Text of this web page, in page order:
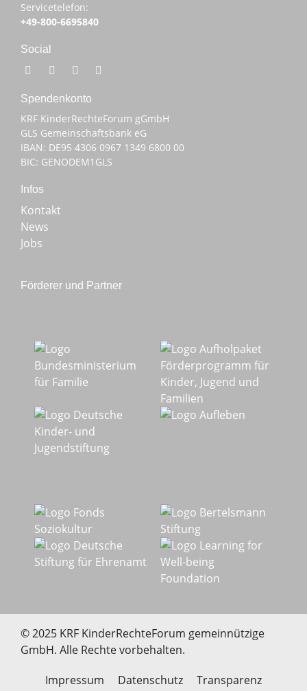
Servicetelefon:
+49-800-6695840
Social
Spenden­konto
KRF KinderRechteForum gGmbH
GLS Gemeinschaftsbank eG
IBAN: DE95 4306 0967 1349 6800 00
BIC: GENODEM1GLS
Infos
Kontakt
News
Jobs
Förderer und Partner
© 2025 KRF KinderRechteForum gemeinnützige
GmbH. Alle Rechte vorbehalten.
Impressum
Datenschutz Transparenz